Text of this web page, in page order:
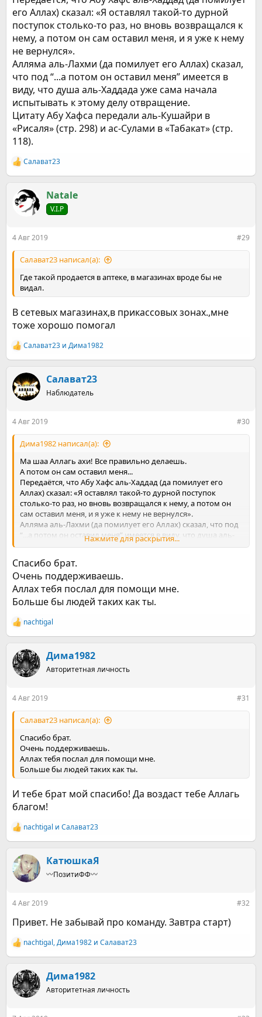
его Аллах) сказал: «Я оставлял такой-то дурной
поступок столько-то раз, но вновь возвращался к
нему, а потом он сам оставил меня, и я уже к нему
не вернулся».
Алляма аль-Лахми (да помилует его Аллах) сказал,
что под “...а потом он оставил меня” имеется в
виду, что душа аль-Хаддада уже сама начала
испытывать к этому делу отвращение.
Цитату Абу Хафса передали аль-Кушайри в
«Рисаля» (стр. 298) и ас-Сулами в «Табакат» (стр.
118).
Р
е
ц
Салават23
Natale
V.I.P
4 Авг 2019 #29
Салават23 написал(а):
Где такой продается в аптеке, в магазинах вроде бы не
видал.
В сетевых магазинах,в прикассовых зонах.,мне
тоже хорошо помогал
Р
е
к
ц
и
Салават23 и Дима1982
Салават23
Наблюдатель
4 Авг 2019 #30
Дима1982 написал(а):
Ма шаа Аллагь ахи! Все правильно делаешь.
А потом он сам оставил меня...
Передаётся, что Абу Хафс аль-Хаддад (да помилует его
Аллах) сказал: «Я оставлял такой-то дурной поступок
столько-то раз, но вновь возвращался к нему, а потом он
сам оставил меня, и я уже к нему не вернулся».
Алляма аль-Лахми (да помилует его Аллах) сказал, что под
“...а потом он оставил меня” имеется в виду, что душа аль-
Хаддада уже сама начала испытывать к этому делу
Цитату Абу Хафса передали аль-Кушайри в «Рисаля» (стр.
298) и ас-Сулами в «Табакат» (стр. 118).
Нажмите для раскрытия...
Спасибо брат.
Очень поддерживаешь.
Аллах тебя послал для помощи мне.
Больше бы людей таких как ты.
Р
е
к
ц
и
nachtigal
Дима1982
Авторитетная личность
4 Авг 2019 #31
Салават23 написал(а):
Спасибо брат.
Очень поддерживаешь.
Аллах тебя послал для помощи мне.
Больше бы людей таких как ты.
И тебе брат мой спасибо! Да воздаст тебе Аллагь
благом!
Р
е
к
ц
и
nachtigal и Салават23
КатюшкаЯ
〰️ПозитиФФ〰️
4 Авг 2019 #32
Привет. Не забывай про команду. Завтра старт)
Р
е
к
ц
и
nachtigal,Дима1982 и Салават23
Дима1982
Авторитетная личность